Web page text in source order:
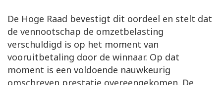
De Hoge Raad bevestigt dit oordeel en stelt dat
de vennootschap de omzetbelasting
verschuldigd is op het moment van
vooruitbetaling door de winnaar. Op dat
moment is een voldoende nauwkeurig
omschreven prestatie overeengekomen. De